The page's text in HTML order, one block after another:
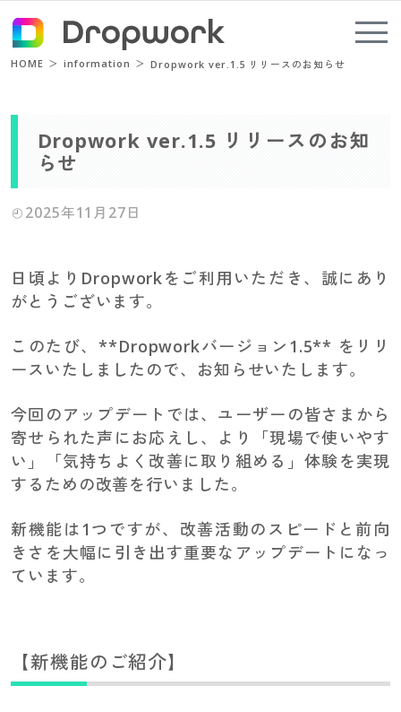
HOME information Dropwork ver.1.5 リリースのお知らせ
Dropwork ver.1.5 リリースのお知
らせ
2025年11月27日
日頃よりDropworkをご利用いただき、誠にあり
がとうございます。
このたび、**Dropworkバージョン1.5** をリリ
ースいたしましたので、お知らせいたします。
今回のアップデートでは、ユーザーの皆さまから
寄せられた声にお応えし、より「現場で使いやす
い」「気持ちよく改善に取り組める」体験を実現
するための改善を行いました。
新機能は1つですが、改善活動のスピードと前向
きさを大幅に引き出す重要なアップデートになっ
ています。
【新機能のご紹介】